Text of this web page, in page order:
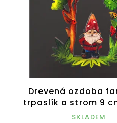
Drevená ozdoba
trpaslík a strom 9
výrobok
SKLADEM